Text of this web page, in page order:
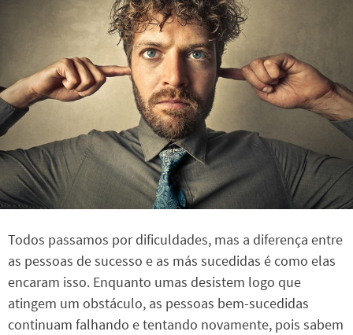
Todos passamos por dificuldades, mas a diferença entre
as pessoas de sucesso e as más sucedidas é como elas
encaram isso. Enquanto umas desistem logo que
atingem um obstáculo, as pessoas bem-sucedidas
continuam falhando e tentando novamente, pois sabem